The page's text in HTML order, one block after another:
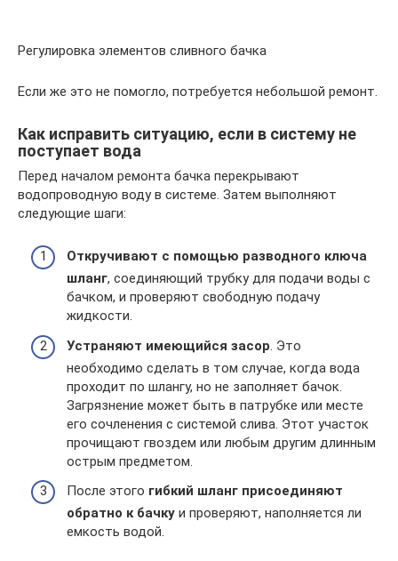
Регулировка элементов сливного бачка
Если же это не помогло, потребуется небольшой ремонт.
Как исправить ситуацию, если в систему не
поступает вода
Перед началом ремонта бачка перекрывают
водопроводную воду в системе. Затем выполняют
следующие шаги:
Откручивают с помощью разводного ключа
шланг, соединяющий трубку для подачи воды с
бачком, и проверяют свободную подачу
жидкости.
Устраняют имеющийся засор . Это
необходимо сделать в том случае, когда вода
проходит по шлангу, но не заполняет бачок.
Загрязнение может быть в патрубке или месте
его сочленения с системой слива. Этот участок
прочищают гвоздем или любым другим длинным
острым предметом.
После этого гибкий шланг присоединяют
обратно к бачку и проверяют, наполняется ли
емкость водой.